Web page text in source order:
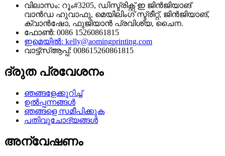
വിലാസം: റൂം#3205, ഡിസ്ട്രിക്റ്റ് ഇ ജിൻജിയാങ്
വാൻഡ ഹുവാഫു, മെയിലിംഗ് സ്ട്രീറ്റ്, ജിൻജിയാങ്,
ക്വാൻ‌ഷോ, ഫുജിയാൻ പ്രവിശ്യ, ചൈന.
ഫോൺ: 0086 15260861815
ഇമെയിൽ: kelly@aomingprinting.com
വാട്ട്‌സ്ആപ്പ്: 008615260861815
ദ്രുത പ്രവേശനം
ഞങ്ങളേക്കുറിച്ച്
ഉൽപ്പന്നങ്ങൾ
ഞങ്ങളെ സമീപിക്കുക
പതിവുചോദ്യങ്ങൾ
അന്വേഷണം